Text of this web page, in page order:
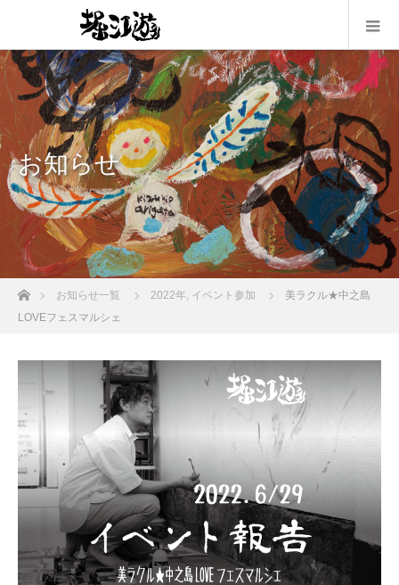
お知らせ
ホームお知らせ一覧 2022年, イベント参加
美ラクル★中之島
LOVEフェスマルシェ